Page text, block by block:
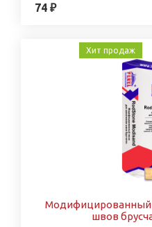
74 ₽
Хит продаж
Модифицированный
швов